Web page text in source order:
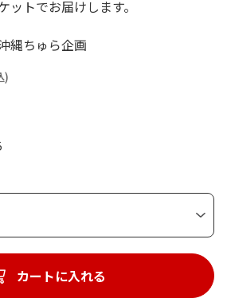
ットでお届けします。
縄ちゅら企画
)
カートに入れる